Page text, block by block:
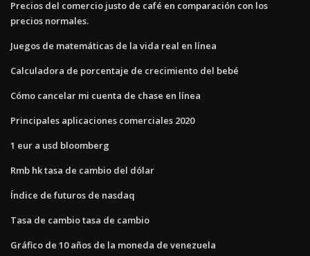
Precios del comercio justo de café en comparación con los
precios normales.
Juegos de matemáticas de la vida real en línea
Calculadora de porcentaje de crecimiento del bebé
Cómo cancelar mi cuenta de chase en línea
Principales aplicaciones comerciales 2020
1 eur a usd bloomberg
Rmb hk tasa de cambio del dólar
Índice de futuros de nasdaq
Tasa de cambio tasa de cambio
Gráfico de 10 años de la moneda de venezuela